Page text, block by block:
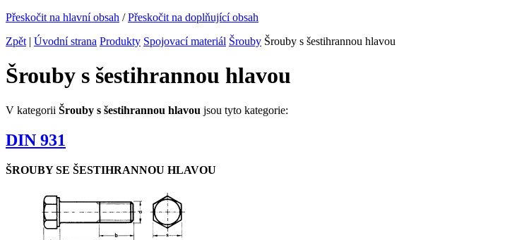
Přeskočit na hlavní obsah /Přeskočit na doplňující obsah
Zpět | Úvodní strana Produkty Spojovací materiál Šrouby Šrouby s šestihrannou hlavou
Šrouby s šestihrannou hlavou
V kategorii Šrouby s šestihrannou hlavou jsou tyto kategorie:
DIN 931
ŠROUBY SE ŠESTIHRANNOU HLAVOU